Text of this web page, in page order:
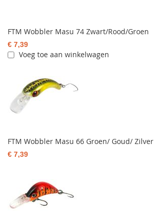
FTM Wobbler Masu 74 Zwart/Rood/Groen
€ 7,39
Voeg toe aan winkelwagen
FTM Wobbler Masu 66 Groen/ Goud/ Zilver
€ 7,39